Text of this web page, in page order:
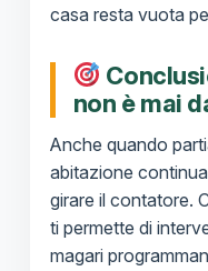
casa resta vuota
non è mai
Anche quando
abitazione
girare il contatore.
ti permette di
magari